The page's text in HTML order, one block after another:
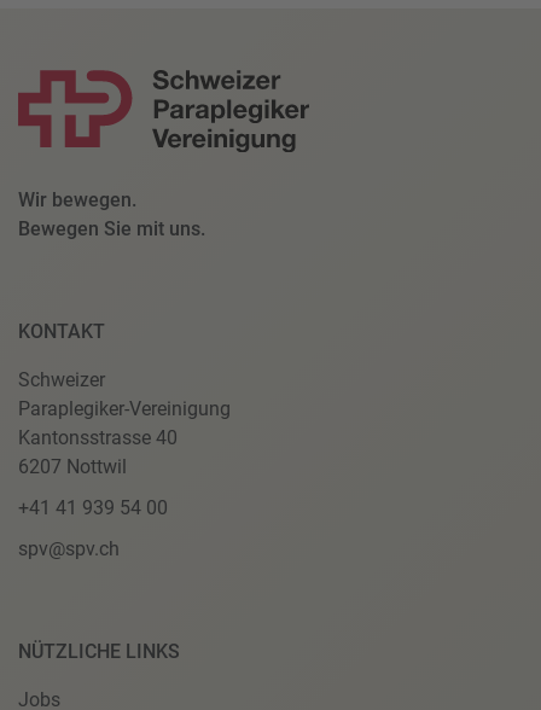
Wir bewegen.
Bewegen Sie mit uns.
KONTAKT
Schweizer
Paraplegiker-Vereinigung
Kantonsstrasse 40
6207 Nottwil
+41 41 939 54 00
spv@spv.ch
NÜTZLICHE LINKS
Jobs